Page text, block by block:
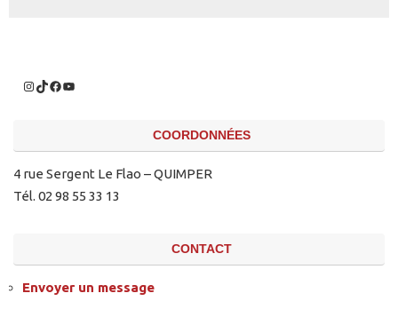
COORDONNÉES
4 rue Sergent Le Flao – QUIMPER
Tél. 02 98 55 33 13
CONTACT
Envoyer un message